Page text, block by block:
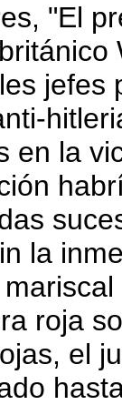
"El
jefes
en la
la
roja
el